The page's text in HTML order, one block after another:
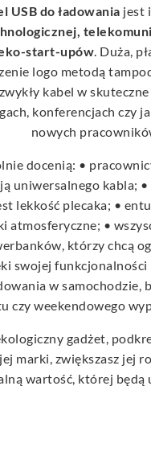
USB do ładowania jest
start-upów. Duża,
logo metodą
kabel w skuteczne
konferencjach czy
nowych
docenią: •
uniwersalnego kabla;
lekkość plecaka; •
atmosferyczne; •
którzy chcą
swojej
w samochodzie,
czy weekendowego
gadżet,
marki, zwiększasz jej
wartość, której będą